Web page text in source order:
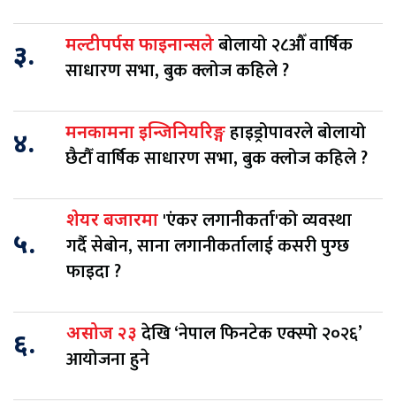
३. मल्टीपर्पस फाइनान्सलेबोलायो २८औँ वार्षिक
साधारण सभा, बुक क्लोज कहिले ?
४. मनकामना इन्जिनियरिङ्गहाइड्रोपावरले बोलायो
छैटौँ वार्षिक साधारण सभा, बुक क्लोज कहिले ?
५.
शेयर बजारमा 'एंकर लगानीकर्ता'को व्यवस्था
गर्दै सेबोन, साना लगानीकर्तालाई कसरी पुग्छ
फाइदा ?
६. असोज २३ देखि ‘नेपाल फिनटेक एक्स्पो २०२६’
आयोजना हुने